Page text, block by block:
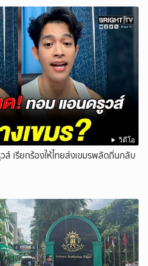
วิดีโอ
เรียกร้องให้ไทยส่งเขมรพลัดถิ่นกลับ